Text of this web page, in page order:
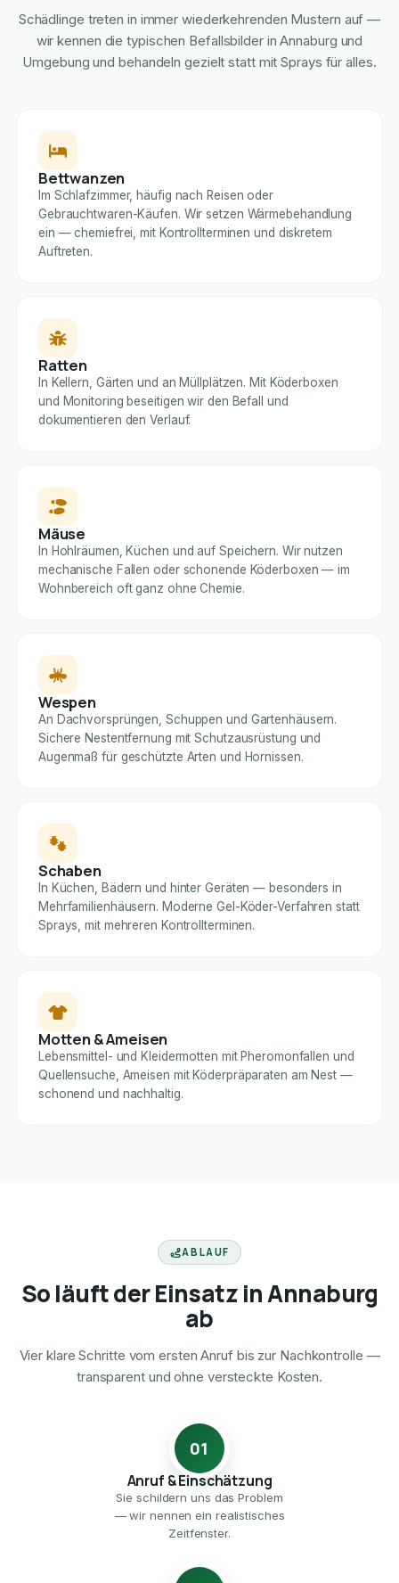
Schädlinge treten in immer wiederkehrenden Mustern auf —
wir kennen die typischen Befallsbilder in Annaburg und
Umgebung und behandeln gezielt statt mit Sprays für alles.
Bettwanzen
Im Schlafzimmer, häufig nach Reisen oder
Gebrauchtwaren-Käufen. Wir setzen Wärmebehandlung
ein — chemiefrei, mit Kontrollterminen und diskretem
Auftreten.
Ratten
In Kellern, Gärten und an Müllplätzen. Mit Köderboxen
und Monitoring beseitigen wir den Befall und
dokumentieren den Verlauf.
Mäuse
In Hohlräumen, Küchen und auf Speichern. Wir nutzen
mechanische Fallen oder schonende Köderboxen — im
Wohnbereich oft ganz ohne Chemie.
Wespen
An Dachvorsprüngen, Schuppen und Gartenhäusern.
Sichere Nestentfernung mit Schutzausrüstung und
Augenmaß für geschützte Arten und Hornissen.
Schaben
In Küchen, Bädern und hinter Geräten — besonders in
Mehrfamilienhäusern. Moderne Gel-Köder-Verfahren statt
Sprays, mit mehreren Kontrollterminen.
Motten & Ameisen
Lebensmittel- und Kleidermotten mit Pheromonfallen und
Quellensuche, Ameisen mit Köderpräparaten am Nest —
schonend und nachhaltig.
ABLAUF
So läuft der Einsatz in Annaburg
ab
Vier klare Schritte vom ersten Anruf bis zur Nachkontrolle —
transparent und ohne versteckte Kosten.
01
Anruf & Einschätzung
Sie schildern uns das Problem
— wir nennen ein realistisches
Zeitfenster.